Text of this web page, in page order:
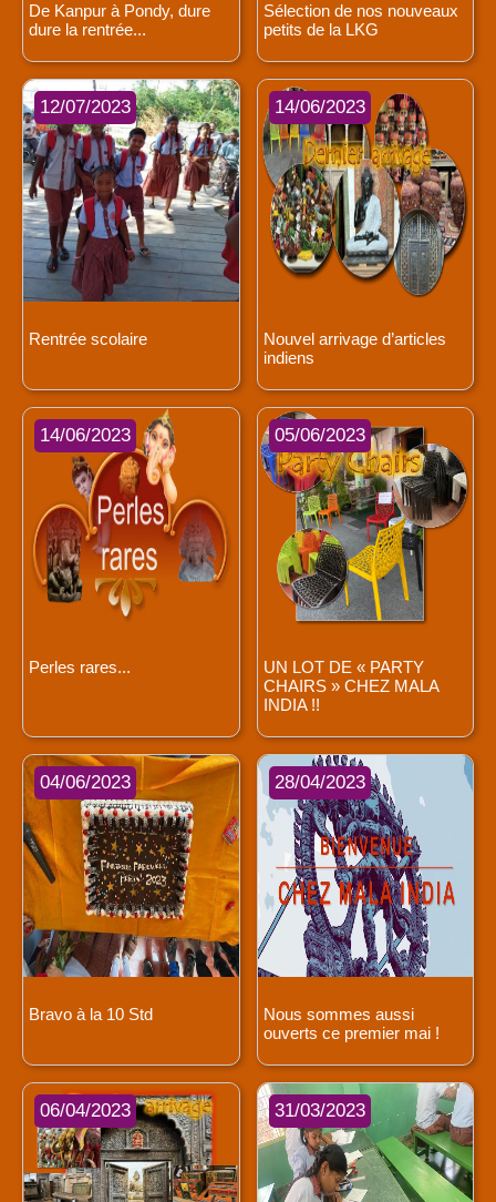
De Kanpur à Pondy, dure
dure la rentrée...
Sélection de nos nouveaux
petits de la LKG
12/07/2023
Rentrée scolaire
14/06/2023
Nouvel arrivage d’articles
indiens
14/06/2023
Perles rares...
05/06/2023
UN LOT DE « PARTY
CHAIRS » CHEZ MALA
INDIA !!
04/06/2023
Bravo à la 10 Std
28/04/2023
Nous sommes aussi
ouverts ce premier mai !
06/04/2023 31/03/2023